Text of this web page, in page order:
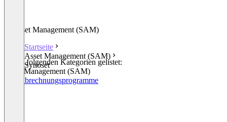
Asset Management (SAM)
Startseite
Asset Management (SAM)
Synoset
In den folgenden Kategorien gelistet:
Asset Management (SAM)
Lohnabrechnungsprogramme